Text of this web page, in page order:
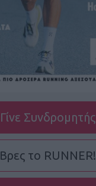
Γίνε Συνδρομητής
Βρες το RUNNER!